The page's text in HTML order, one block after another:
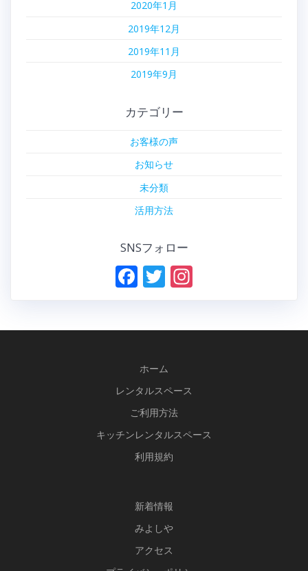
2020年1月
2019年12月
2019年11月
2019年9月
カテゴリー
お客様の声
お知らせ
未分類
活用方法
SNSフォロー
F
o
o
k
T
ホーム
レンタルスペース
ご利用方法
キッチンレンタルスペース
利用規約
新着情報
みよしや
アクセス